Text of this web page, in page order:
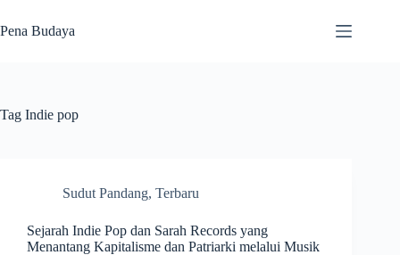
to
content
Pena Budaya
Tag Indie pop
Sudut Pandang, Terbaru
Sejarah Indie Pop dan Sarah Records yang
Menantang Kapitalisme dan Patriarki melalui Musik